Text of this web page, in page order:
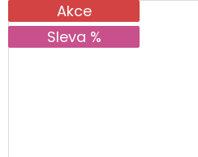
Akce
Sleva %